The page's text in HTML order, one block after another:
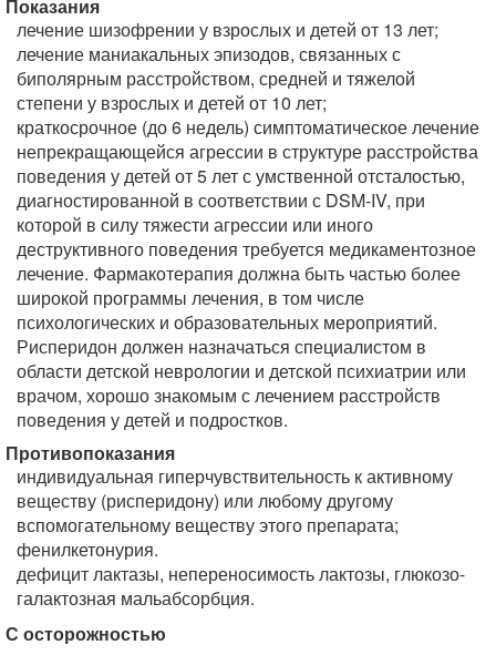
Показания
лечение шизофрении у взрослых и детей от 13 лет;
лечение маниакальных эпизодов, связанных с
биполярным расстройством, средней и тяжелой
степени у взрослых и детей от 10 лет;
краткосрочное (до 6 недель) симптоматическое лечение
непрекращающейся агрессии в структуре расстройства
поведения у детей от 5 лет с умственной отсталостью,
диагностированной в соответствии с DSM-IV, при
которой в силу тяжести агрессии или иного
деструктивного поведения требуется медикаментозное
лечение. Фармакотерапия должна быть частью более
широкой программы лечения, в том числе
психологических и образовательных мероприятий.
Рисперидон должен назначаться специалистом в
области детской неврологии и детской психиатрии или
врачом, хорошо знакомым с лечением расстройств
поведения у детей и подростков.
Противопоказания
индивидуальная гиперчувствительность к активному
веществу (рисперидону) или любому другому
вспомогательному веществу этого препарата;
фенилкетонурия.
дефицит лактазы, непереносимость лактозы, глюкозо-
галактозная мальабсорбция.
С осторожностью